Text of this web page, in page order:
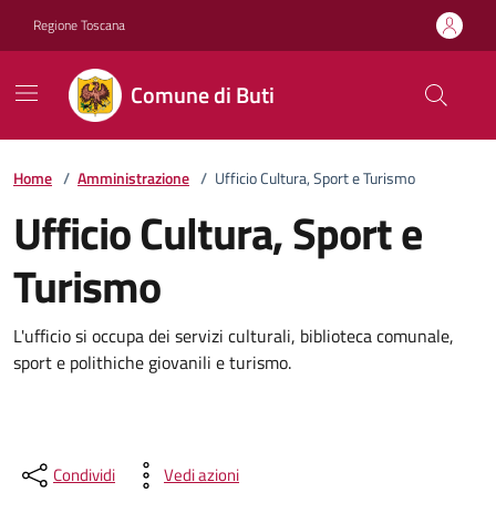
Regione Toscana
Comune di Buti
Home / Amministrazione / Ufficio Cultura, Sport e Turismo
Ufficio Cultura, Sport e
Turismo
L'ufficio si occupa dei servizi culturali, biblioteca comunale,
sport e polithiche giovanili e turismo.
Condividi Vedi azioni